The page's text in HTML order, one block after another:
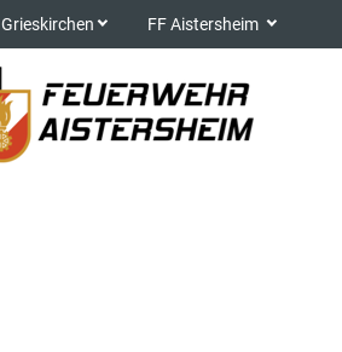
Grieskirchen FF Aistersheim